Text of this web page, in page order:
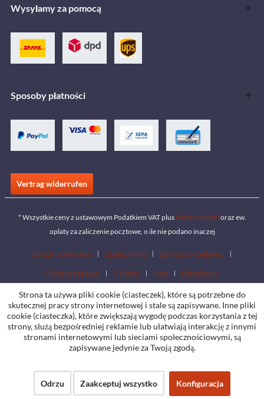
Wysyłamy za pomocą
Sposoby płatności
Vertrag widerrufen
* Wszystkie ceny z ustawowym Podatkiem VAT plus koszty wysyłki oraz ew.
opłaty za zaliczenie pocztowe, o ile nie podano inaczej
Obszar pobierania Znajdź sklep Zostań sprzedawcą
Pobierz katalogi Contact Jobs Lokalizacje
Strona ta używa pliki cookie (ciasteczek), które są potrzebne do
skutecznej pracy strony internetowej i stale są zapisywane. Inne pliki
cookie (ciasteczka), które zwiększają wygodę podczas korzystania z tej
strony, służą bezpośredniej reklamie lub ułatwiają interakcję z innymi
stronami internetowymi lub sieciami społecznościowymi, są
zapisywane jedynie za Twoją zgodą.
Odrzu Zaakceptuj wszystko Konfiguracja